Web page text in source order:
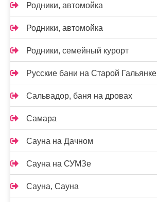
Родники, автомойка
Родники, автомойка
Родники, семейный курорт
Русские бани на Старой Гальянке
Сальвадор, баня на дровах
Самара
Сауна на Дачном
Сауна на СУМЗе
Сауна, Сауна